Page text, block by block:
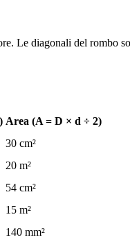
Le diagonali del rombo
Area (A = D × d ÷ 2)
30 cm²
20 m²
54 cm²
15 m²
140 mm²